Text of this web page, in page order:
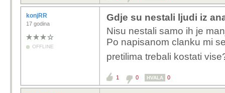
konjRR
17 godina
OFFLINE
Gdje su nestali ljudi iz
Nisu nestali samo ih je
Po napisanom clanku mi
pretilima trebali kostati
1 0 HVALA 0